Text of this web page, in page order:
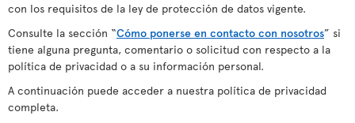
con los requisitos de la ley de protección de datos vigente.
Consulte la sección “Cómo ponerse en contacto con nosotros” si
tiene alguna pregunta, comentario o solicitud con respecto a la
política de privacidad o a su información personal.
A continuación puede acceder a nuestra política de privacidad
completa.